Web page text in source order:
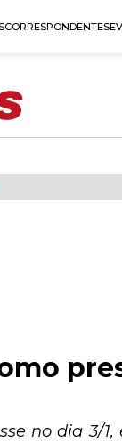
CORRESPONDENTES
no dia 3/